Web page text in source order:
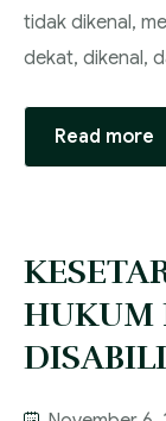
tidak dikenal,
dekat, dikenal,
Read more
HUKUM